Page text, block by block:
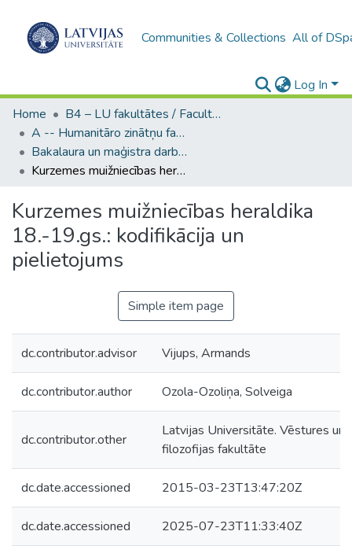
Communities & Collections All of
Log In
Home
B4 – LU fakultātes / Faculties of the UL
A -- Humanitāro zinātņu fakultāte / Faculty of Humanities
Bakalaura un maģistra darbi (HZF) / Bachelor's and Master's theses
Kurzemes muižniecības heraldika 18.-19.gs.: kodifikācija un pielietojums
Kurzemes muižniecības heraldika
18.-19.gs.: kodifikācija un
pielietojums
Simple item page
dc.contributor.advisor Vijups, Armands
dc.contributor.author Ozola-Ozoliņa, Solveiga
dc.contributor.other
Latvijas Universitāte. Vēstures un
filozofijas fakultāte
dc.date.accessioned 2015-03-23T13:47:20Z
dc.date.accessioned 2025-07-23T11:33:40Z